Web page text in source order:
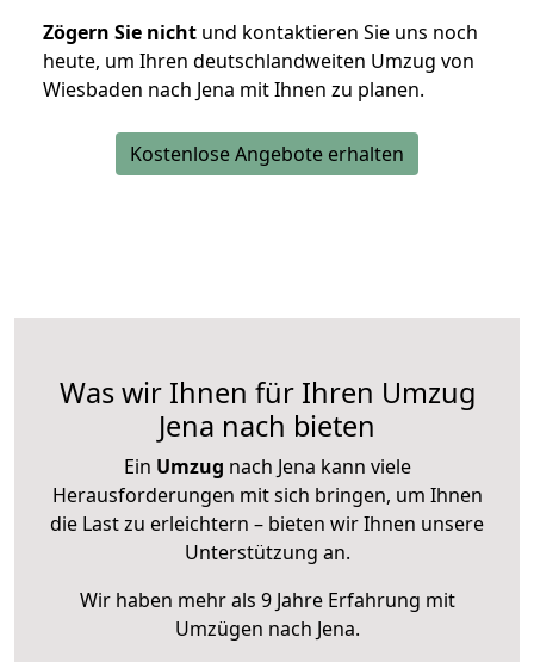
Zögern Sie nicht und kontaktieren Sie uns noch
heute, um Ihren deutschlandweiten Umzug von
Wiesbaden nach Jena mit Ihnen zu planen.
Kostenlose Angebote erhalten
Was wir Ihnen für Ihren Umzug
Jena nach bieten
Ein Umzug nach Jena kann viele
Herausforderungen mit sich bringen, um Ihnen
die Last zu erleichtern – bieten wir Ihnen unsere
Unterstützung an.
Wir haben mehr als 9 Jahre Erfahrung mit
Umzügen nach Jena.